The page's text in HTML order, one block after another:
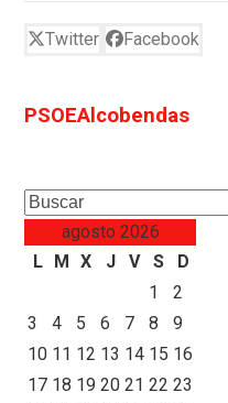
Twitter Facebook
PSOEAlcobendas
Search
agosto 2026
L M X J V S
D
1
2
3
4 5 6 7 8
9
10 11 12 13 14 15 16
17 18 19 20 21 22 23